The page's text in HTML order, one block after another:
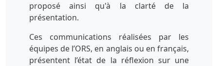
proposé ainsi qu'à la clarté de la
présentation.
Ces communications réalisées par les
équipes de l’ORS, en anglais ou en français,
présentent l’état de la réflexion sur une